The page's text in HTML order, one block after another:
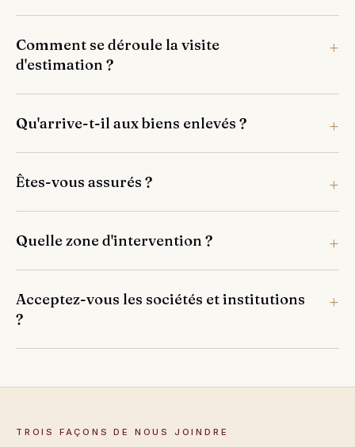
Comment se déroule la visite
d'estimation ?
Qu'arrive-t-il aux biens enlevés ?
Êtes-vous assurés ?
Quelle zone d'intervention ?
Acceptez-vous les sociétés et institutions
?
TROIS FAÇONS DE NOUS JOINDRE